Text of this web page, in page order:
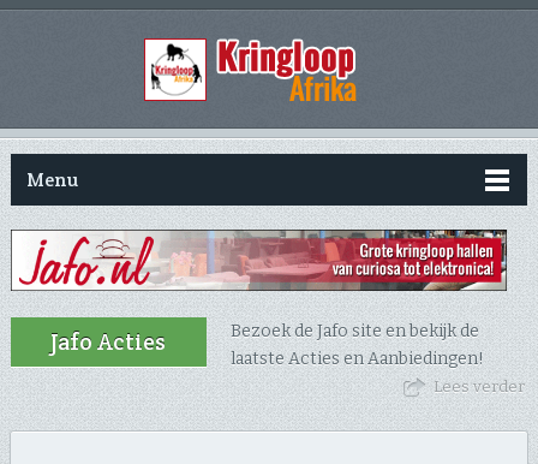
Menu
Jafo Acties
Bezoek de Jafo site en bekijk de
laatste Acties en Aanbiedingen!
Lees verder